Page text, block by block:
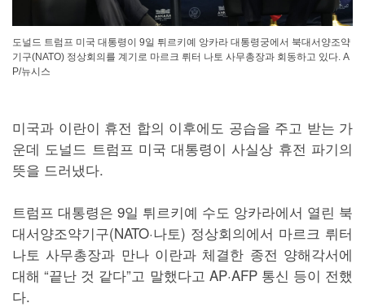
도널드 트럼프 미국 대통령이 9일 튀르키예 앙카라 대통령궁에서 북대서양조약
기구(NATO) 정상회의를 계기로 마르크 뤼터 나토 사무총장과 회동하고 있다. A
P/뉴시스
미국과 이란이 휴전 합의 이후에도 공습을 주고 받는 가
운데 도널드 트럼프 미국 대통령이 사실상 휴전 파기의
뜻을 드러냈다.
트럼프 대통령은 9일 튀르키예 수도 앙카라에서 열린 북
대서양조약기구(NATO·나토) 정상회의에서 마르크 뤼터
나토 사무총장과 만나 이란과 체결한 종전 양해각서에
대해 “끝난 것 같다”고 말했다고 AP·AFP 통신 등이 전했
다.